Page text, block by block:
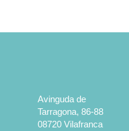
Avinguda de
Tarragona, 86-88
08720 Vilafranca